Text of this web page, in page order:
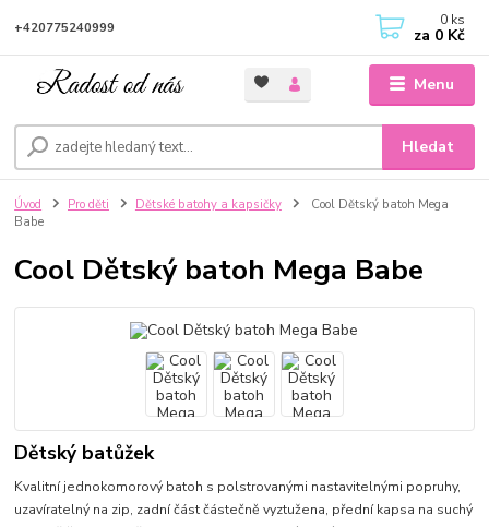
Menu
Hledat
+420775240999 0 ks
za 0 Kč
Úvod Pro děti Dětské batohy a kapsičky
Cool Dětský batoh Mega
Babe
Cool Dětský batoh Mega Babe
Dětský batůžek
Kvalitní jednokomorový batoh s polstrovanými nastavitelnými popruhy,
uzavíratelný na zip, zadní část částečně vyztužena, přední kapsa na suchý